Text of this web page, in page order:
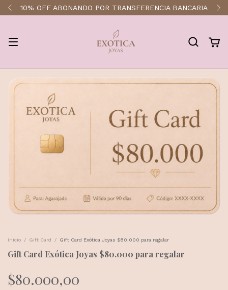
ENVÍOS A TODO EL PAÍS
Inicio / Gift Card / Gift Card Exótica Joyas $80.000 para regalar
Gift Card Exótica Joyas $80.000 para regalar
$80.000,00